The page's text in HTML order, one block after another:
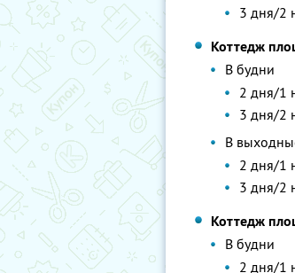
3 дня/2
Коттедж
В будни
2 дня/1
3 дня/2
В
2 дня/1
3 дня/2
Коттедж
В будни
2 дня/1